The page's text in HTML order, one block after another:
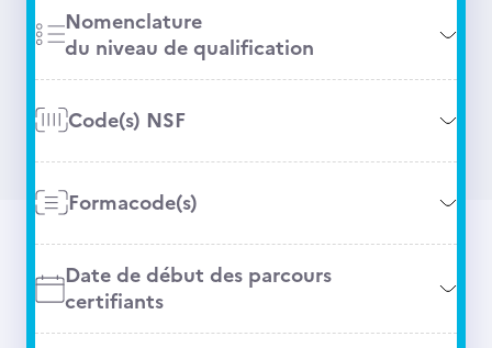
Nomenclature
du niveau de qualification
Code(s) NSF
Formacode(s)
Date de début des parcours
certifiants